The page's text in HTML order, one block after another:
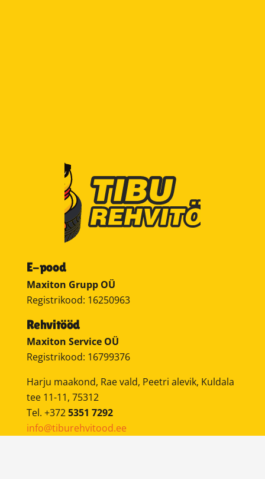
E-pood
Maxiton Grupp OÜ
Registrikood: 16250963
Rehvitööd
Maxiton Service OÜ
Registrikood: 16799376
Harju maakond, Rae vald, Peetri alevik, Kuldala
tee 11-11, 75312
Tel. +3725351 7292
info@tiburehvitood.ee